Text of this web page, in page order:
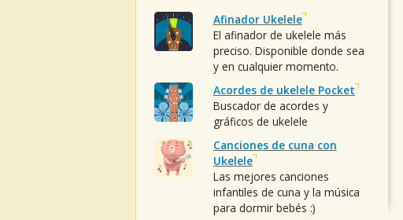
Afinador Ukelele
El afinador de ukelele más
preciso. Disponible donde sea
y en cualquier momento.
Acordes de ukelele Pocket
Buscador de acordes y
gráficos de ukelele
Canciones de cuna con
Ukelele
Las mejores canciones
infantiles de cuna y la música
para dormir bebés :)